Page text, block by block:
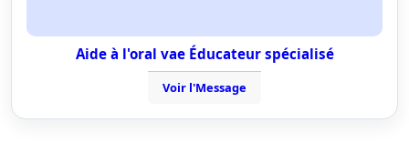
Aide à l'oral vae Éducateur spécialisé
Voir l'Message